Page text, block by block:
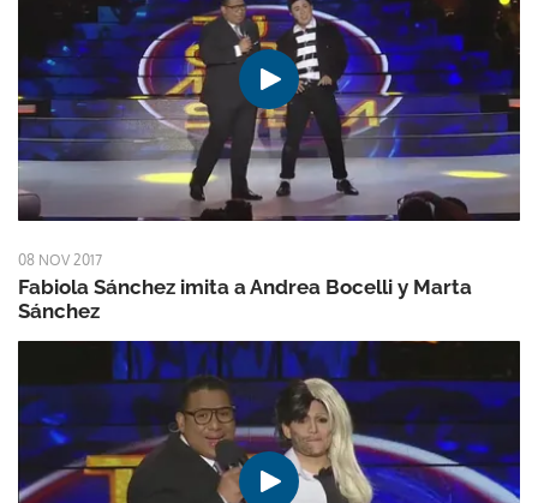
08 NOV 2017
Fabiola Sánchez imita a Andrea Bocelli y Marta
Sánchez